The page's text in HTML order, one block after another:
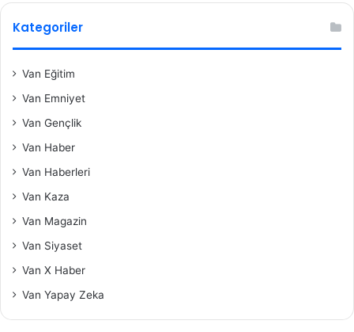
Kategoriler
Van Eğitim
Van Emniyet
Van Gençlik
Van Haber
Van Haberleri
Van Kaza
Van Magazin
Van Siyaset
Van X Haber
Van Yapay Zeka